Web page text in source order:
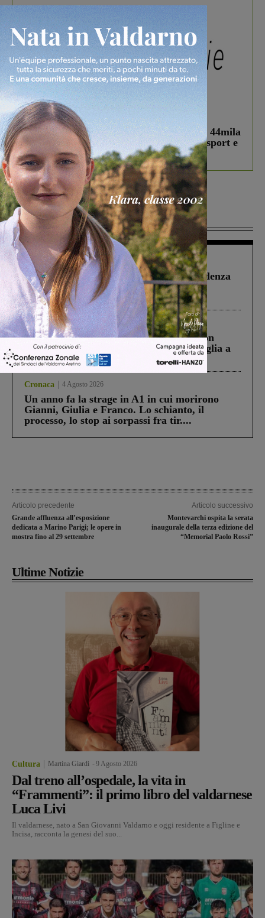
In vetrina 3 Agosto 2026
Estra Notizie agosto: Smart Cities, oltre 44mila
studenti coinvolti, torna il bando per lo sport e
debutta il podcast Estrair
Più lette
Figline Incisa Valdarno 1 Agosto 2026
Piscina di Figline finanziata oltre la scadenza
Pnrr, il gruppo di Fratelli d’Italia: “Un
ringraziamento al Governo”
Cronaca 3 Agosto 2026
Scomparso da una struttura di Castiglion
Fiorentino l’uomo che aveva ucciso la figlia a
Levane nel 2020
Cronaca 4 Agosto 2026
Un anno fa la strage in A1 in cui morirono
Gianni, Giulia e Franco. Lo schianto, il
processo, lo stop ai sorpassi fra tir....
Articolo precedente
Grande affluenza all’esposizione
dedicata a Marino Parigi; le opere in
mostra fino al 29 settembre
Articolo successivo
Montevarchi ospita la serata
inaugurale della terza edizione del
“Memorial Paolo Rossi”
Ultime Notizie
Cultura Martina Giardi 9 Agosto 2026
Dal treno all’ospedale, la vita in
“Frammenti”: il primo libro del valdarnese
Luca Livi
Il valdarnese, nato a San Giovanni Valdarno e oggi residente a Figline e
Incisa, racconta la genesi del suo...